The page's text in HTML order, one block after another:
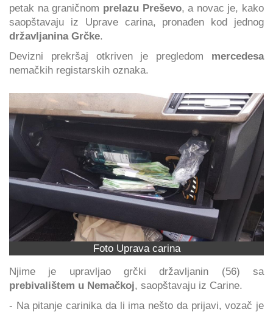
petak na graničnom prelazu Preševo, a novac je, kako
saopštavaju iz Uprave carina, pronađen kod jednog
državljanina Grčke.
Devizni prekršaj otkriven je pregledom mercedesa
nemačkih registarskih oznaka.
Foto Uprava carina
Njime je upravljao grčki državljanin (56) sa
prebivalištem u Nemačkoj, saopštavaju iz Carine.
- Na pitanje carinika da li ima nešto da prijavi, vozač je